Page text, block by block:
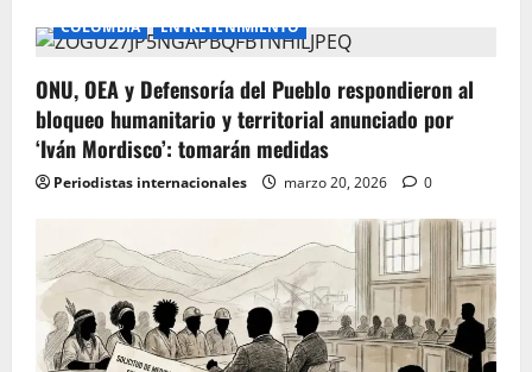
COLOMBIA
ENTRETENIMIENTO
ONU, OEA y Defensoría del Pueblo respondieron al
bloqueo humanitario y territorial anunciado por
‘Iván Mordisco’: tomarán medidas
Periodistas internacionales marzo 20, 2026 0